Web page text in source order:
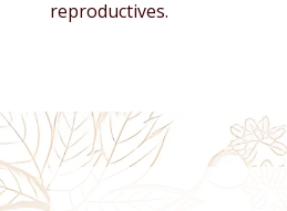
reproductives.